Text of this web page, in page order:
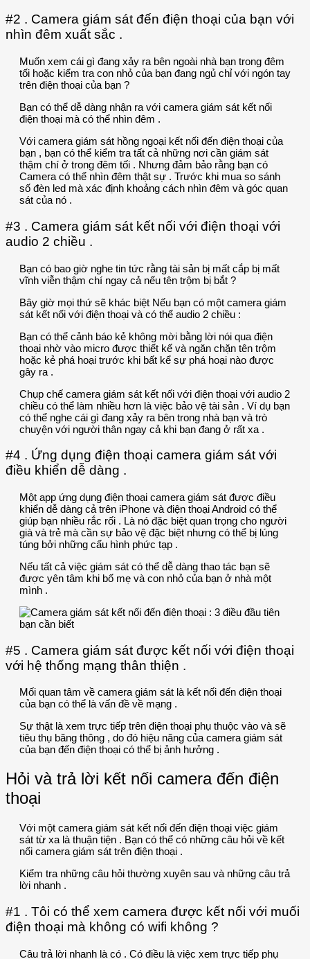
#2 . Camera giám sát đến điện thoại của bạn với
nhìn đêm xuất sắc .
Muốn xem cái gì đang xảy ra bên ngoài nhà bạn trong đêm
tối hoặc kiểm tra con nhỏ của bạn đang ngủ chỉ với ngón tay
trên điện thoại của bạn ?
Bạn có thể dễ dàng nhận ra với camera giám sát kết nối
điện thoại mà có thể nhìn đêm .
Với camera giám sát hồng ngoại kết nối đến điện thoại của
bạn , bạn có thể kiểm tra tất cả những nơi cần giám sát
thậm chí ở trong đêm tối . Nhưng đảm bảo rằng bạn có
Camera có thể nhìn đêm thật sự . Trước khi mua so sánh
số đèn led mà xác định khoảng cách nhìn đêm và góc quan
sát của nó .
#3 . Camera giám sát kết nối với điện thoại với
audio 2 chiều .
Bạn có bao giờ nghe tin tức rằng tài sản bị mất cắp bị mất
vĩnh viễn thậm chí ngay cả nếu tên trộm bị bắt ?
Bây giờ mọi thứ sẽ khác biệt Nếu bạn có một camera giám
sát kết nối với điện thoại và có thể audio 2 chiều :
Bạn có thể cảnh báo kẻ không mời bằng lời nói qua điện
thoại nhờ vào micro được thiết kế và ngăn chặn tên trộm
hoặc kẻ phá hoại trước khi bất kể sự phá hoại nào được
gây ra .
Chụp chế camera giám sát kết nối với điện thoại với audio 2
chiều có thể làm nhiều hơn là việc bảo vệ tài sản . Ví dụ bạn
có thể nghe cái gì đang xảy ra bên trong nhà bạn và trò
chuyện với người thân ngay cả khi bạn đang ở rất xa .
#4 . Ứng dụng điện thoại camera giám sát với
điều khiển dễ dàng .
Một app ứng dụng điện thoại camera giám sát được điều
khiển dễ dàng cả trên iPhone và điện thoại Android có thể
giúp bạn nhiều rắc rối . Là nó đặc biệt quan trọng cho người
già và trẻ mà cần sự bảo vệ đặc biệt nhưng có thể bị lúng
túng bởi những cấu hình phức tạp .
Nếu tất cả việc giám sát có thể dễ dàng thao tác bạn sẽ
được yên tâm khi bố mẹ và con nhỏ của bạn ở nhà một
mình .
#5 . Camera giám sát được kết nối với điện thoại
với hệ thống mạng thân thiện .
Mối quan tâm về camera giám sát là kết nối đến điện thoại
của bạn có thể là vấn đề về mạng .
Sự thật là xem trực tiếp trên điện thoại phụ thuộc vào và sẽ
tiêu thụ băng thông , do đó hiệu năng của camera giám sát
của bạn đến điện thoại có thể bị ảnh hưởng .
Hỏi và trả lời kết nối camera đến điện
thoại
Với một camera giám sát kết nối đến điện thoại việc giám
sát từ xa là thuận tiện . Bạn có thể có những câu hỏi về kết
nối camera giám sát trên điện thoại .
Kiểm tra những câu hỏi thường xuyên sau và những câu trả
lời nhanh .
#1 . Tôi có thể xem camera được kết nối với muối
điện thoại mà không có wifi không ?
Câu trả lời nhanh là có . Có điều là việc xem trực tiếp phụ